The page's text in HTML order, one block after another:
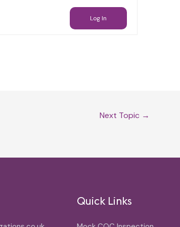
Log In
Next Topic →
Quick Links